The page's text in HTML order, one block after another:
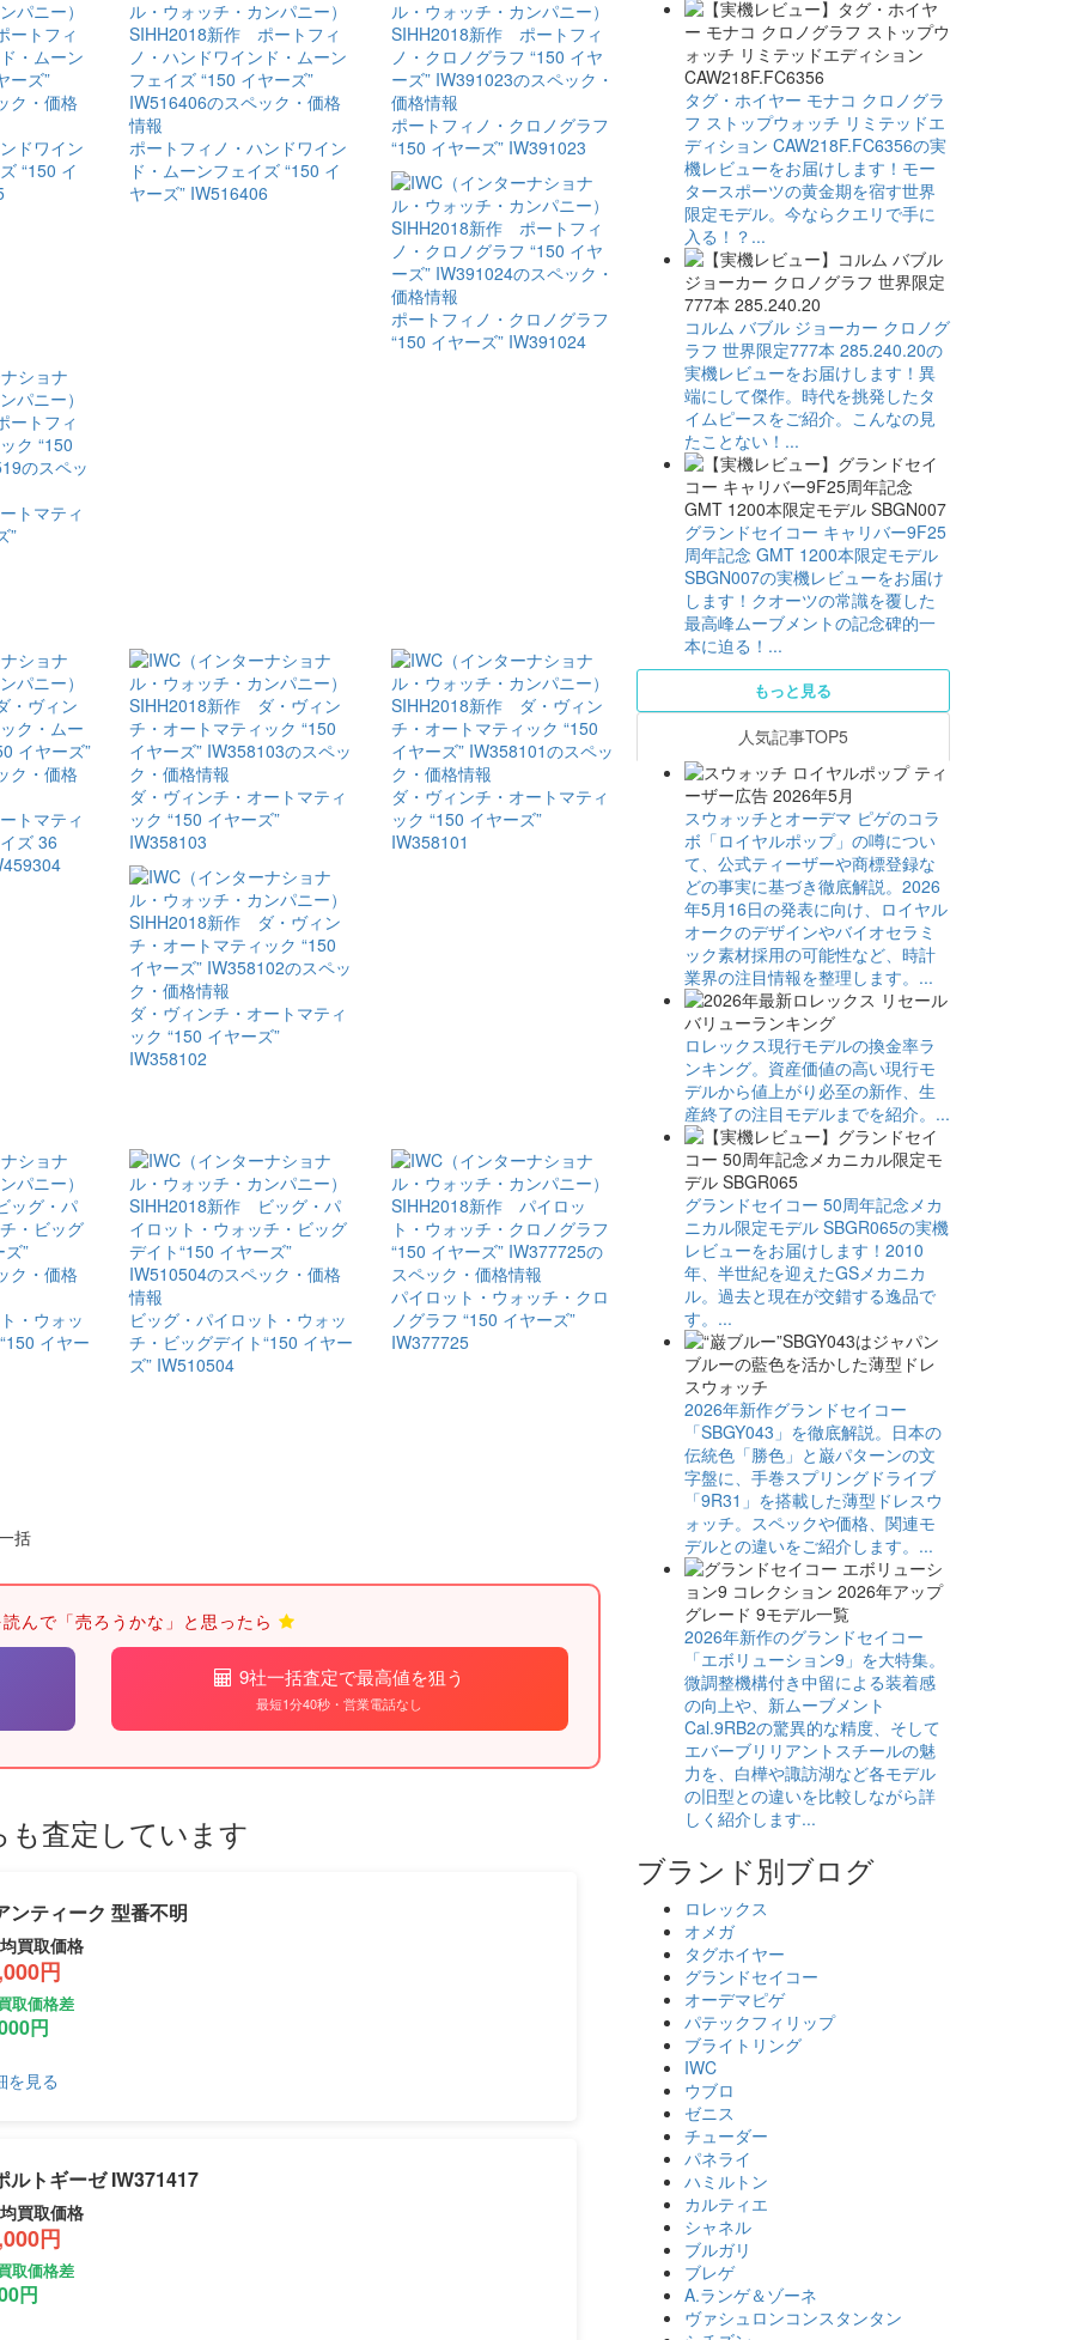
ドワイン
“150 イ
ポートフィノ・​ハンドワイン
ド・​ムーンフェイズ “150 イ
ヤーズ” IW516406
ポートフィノ・​クロノグラフ
“150 イヤーズ” IW391023
ポートフィノ・​クロノグラフ
“150 イヤーズ” IW391024
トマティ
”
トマティ
ズ 36
ダ・ヴィンチ・​オートマティ
ック “150 イヤーズ”
IW358103
ダ・ヴィンチ・​オートマティ
ック “150 イヤーズ”
IW358101
ダ・ヴィンチ・​オートマティ
ック “150 イヤーズ”
IW358102
・​ウォッ
イヤー
ビッグ・​パイロット・​ウォッ
チ・ビッグデイト​“150 イヤー
ズ” IW510504
パイロット・​ウォッチ・​クロ
ノグラフ “150 イヤーズ”
IW377725
括
んで「売ろうかな」と思ったら
9社一括査定で最高値を狙う
最短1分40秒・営業電話なし
査定しています
ンティーク 型番不明
買取価格
円
取価格差
円
を見る
ルトギーゼ IW371417
買取価格
円
取価格差
円
タグ・ホイヤー モナコ クロノグラ
フ ストップウォッチ リミテッドエ
ディション CAW218F.FC6356の実
機レビューをお届けします！モー
タースポーツの黄金期を宿す世界
限定モデル。今ならクエリで手に
入る！？...
コルム バブル ジョーカー クロノグ
ラフ 世界限定777本 285.240.20の
実機レビューをお届けします！異
端にして傑作。時代を挑発したタ
イムピースをご紹介。こんなの見
たことない！...
グランドセイコー キャリバー9F25
周年記念 GMT 1200本限定モデル
SBGN007の実機レビューをお届け
します！クオーツの常識を覆した
最高峰ムーブメントの記念碑的一
本に迫る！...
もっと見る
人気記事TOP5
スウォッチとオーデマ ピゲのコラ
ボ「ロイヤルポップ」の噂につい
て、公式ティーザーや商標登録な
どの事実に基づき徹底解説。2026
年5月16日の発表に向け、ロイヤル
オークのデザインやバイオセラミ
ック素材採用の可能性など、時計
業界の注目情報を整理します。...
ロレックス現行モデルの換金率ラ
ンキング。資産価値の高い現行モ
デルから値上がり必至の新作、生
産終了の注目モデルまでを紹介。...
グランドセイコー 50周年記念メカ
ニカル限定モデル SBGR065の実機
レビューをお届けします！2010
年、半世紀を迎えたGSメカニカ
ル。過去と現在が交錯する逸品で
す。...
2026年新作グランドセイコー
「SBGY043」を徹底解説。日本の
伝統色「勝色」と巌パターンの文
字盤に、手巻スプリングドライブ
「9R31」を搭載した薄型ドレスウ
ォッチ。スペックや価格、関連モ
デルとの違いをご紹介します。...
2026年新作のグランドセイコー
「エボリューション9」を大特集。
微調整機構付き中留による装着感
の向上や、新ムーブメント
Cal.9RB2の驚異的な精度、そして
エバーブリリアントスチールの魅
力を、白樺や諏訪湖など各モデル
の旧型との違いを比較しながら詳
しく紹介します...
ブランド別ブログ
ロレックス
オメガ
タグホイヤー
グランドセイコー
オーデマピゲ
パテックフィリップ
ブライトリング
IWC
ウブロ
ゼニス
チューダー
パネライ
ハミルトン
カルティエ
シャネル
ブルガリ
ブレゲ
A.ランゲ＆ゾーネ
ヴァシュロンコンスタンタン